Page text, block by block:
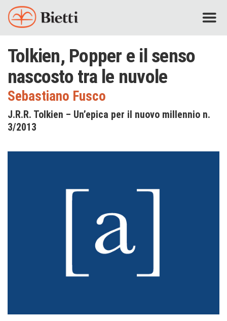
Tolkien, Popper e il senso
nascosto tra le nuvole
Sebastiano Fusco
J.R.R. Tolkien – Un’epica per il nuovo millennio n.
3/2013